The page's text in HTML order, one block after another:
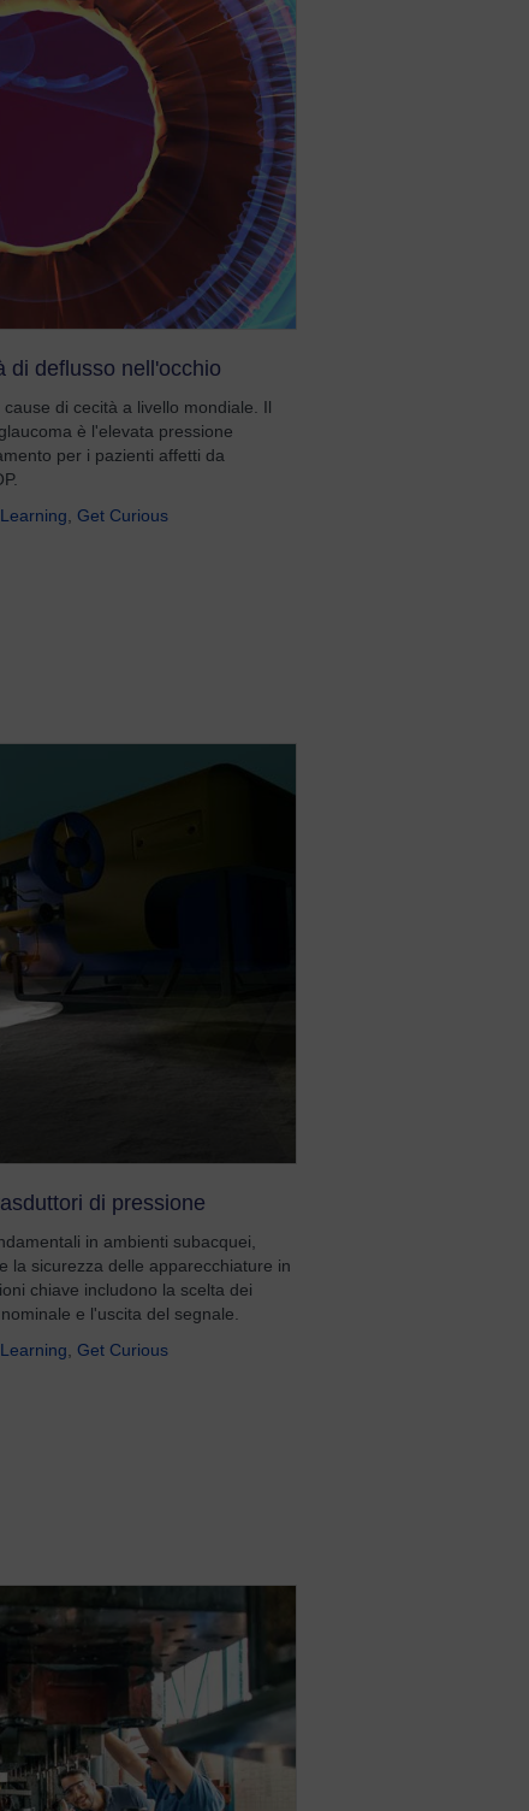
di deflusso nell'occhio
di cecità a livello mondiale. Il
è l'elevata pressione
per i pazienti affetti da
Get Curious
di pressione
in ambienti subacquei,
la sicurezza delle apparecchiature in
chiave includono la scelta dei
e l'uscita del segnale.
Get Curious